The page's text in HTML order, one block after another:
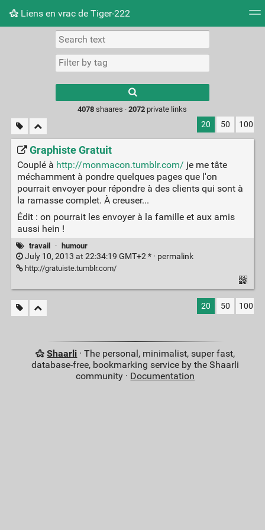
Liens en vrac de Tiger-222
Picture wall
results.
4078 shaares ·2072 private links
20 50 100
Graphiste Gratuit
Couplé à http://monmacon.tumblr.com/ je me tâte
méchamment à pondre quelques pages que l'on
pourrait envoyer pour répondre à des clients qui sont à
la ramasse complet. À creuser...
Édit : on pourrait les envoyer à la famille et aux amis
aussi hein !
travail · humour
July 10, 2013 at 22:34:19 GMT+2 * · permalink
http://gratuiste.tumblr.com/
20 50 100
Shaarli · The personal, minimalist, super fast,
database-free, bookmarking service by the Shaarli
community · Documentation